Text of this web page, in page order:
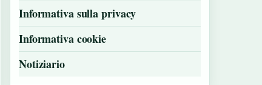
Informativa sulla privacy
Informativa cookie
Notiziario